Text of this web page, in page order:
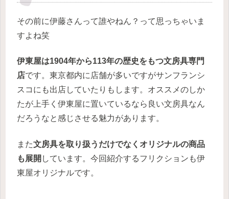
その前に伊藤さんって誰やねん？って思っちゃいま
すよね笑
伊東屋は1904年から113年の歴史をもつ文房具専門
店です。東京都内に店舗が多いですがサンフランシ
スコにも出店していたりもします。オススメのしか
たが上手く伊東屋に置いているなら良い文房具なん
だろうなと感じさせる魅力があります。
また文房具を取り扱うだけでなくオリジナルの商品
も展開 しています。今回紹介するフリクションも伊
東屋オリジナルです。